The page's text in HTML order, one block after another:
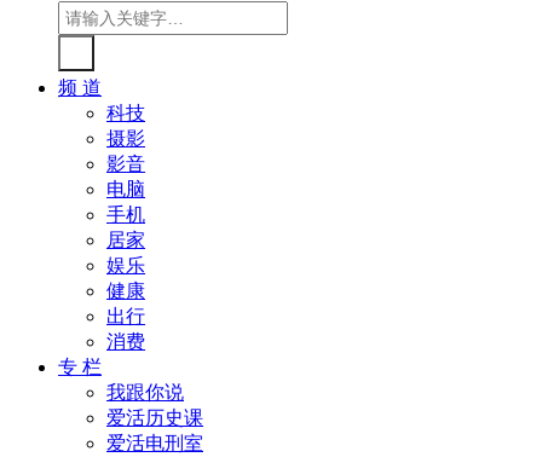
频 道
科技
摄影
影音
电脑
手机
居家
娱乐
健康
出行
消费
专 栏
我跟你说
爱活历史课
爱活电刑室